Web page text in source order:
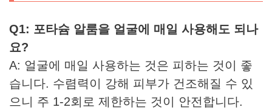
Q1: 포타슘 알룸을 얼굴에 매일 사용해도 되나
요?
A: 얼굴에 매일 사용하는 것은 피하는 것이 좋
습니다. 수렴력이 강해 피부가 건조해질 수 있
으니 주 1-2회로 제한하는 것이 안전합니다.